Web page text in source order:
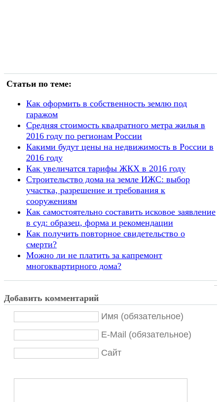
Статьи по теме:
Как оформить в собственность землю под
гаражом
Средняя стоимость квадратного метра жилья в
2016 году по регионам России
Какими будут цены на недвижимость в России в
2016 году
Как увеличатся тарифы ЖКХ в 2016 году
Строительство дома на земле ИЖС: выбор
участка, разрешение и требования к
сооружениям
Как самостоятельно составить исковое заявление
в суд: образец, форма и рекомендации
Как получить повторное свидетельство о
смерти?
Можно ли не платить за капремонт
многоквартирного дома?
Добавить комментарий
Имя (обязательное)
E-Mail (обязательное)
Сайт